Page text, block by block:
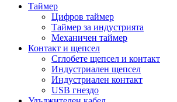
Таймер
Цифров таймер
Таймер за индустрията
Механичен таймер
Контакт и щепсел
Сглобете щепсел и контакт
Индустриален щепсел
Индустриален контакт
USB гнездо